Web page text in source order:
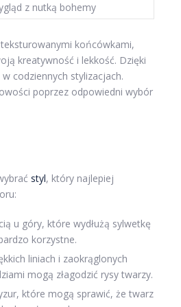
z nutką bohemy
końcówkami,
kreatywność i lekkość. Dzięki
codziennych stylizacjach.
poprzez odpowiedni wybór
styl, który najlepiej
u góry, które wydłużą sylwetkę
korzystne.
liniach i zaokrąglonych
mogą złagodzić rysy twarzy.
które mogą sprawić, że twarz